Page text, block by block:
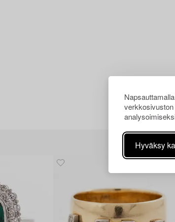
Hyväksy